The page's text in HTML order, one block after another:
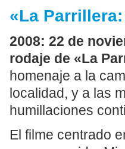
«La
2008: 22 de
rodaje de «La
homenaje a la
localidad, y a las
humillaciones
El filme centrado